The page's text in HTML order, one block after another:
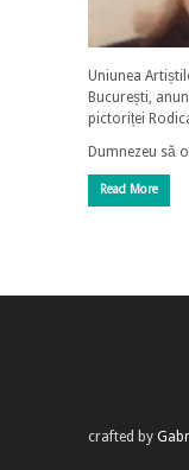
Uniunea
București,
pictoriței
Dumnezeu să
Read More
crafted by